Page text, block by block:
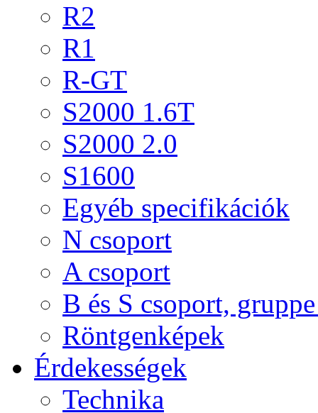
R2
R1
R-GT
S2000 1.6T
S2000 2.0
S1600
Egyéb specifikációk
N csoport
A csoport
B és S csoport,
Röntgenképek
Érdekességek
Technika